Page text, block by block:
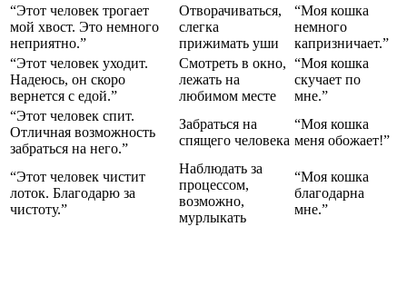
“Этот человек трогает
мой хвост. Это немного
неприятно.”
Отворачиваться,
слегка
прижимать уши
“Моя кошка
немного
капризничает.”
“Этот человек уходит.
Надеюсь, он скоро
вернется с едой.”
Смотреть в окно,
лежать на
любимом месте
“Моя кошка
скучает по
мне.”
“Этот человек спит.
Отличная возможность
забраться на него.”
Забраться на
спящего человека
“Моя кошка
меня обожает!”
“Этот человек чистит
лоток. Благодарю за
чистоту.”
Наблюдать за
процессом,
возможно,
мурлыкать
“Моя кошка
благодарна
мне.”